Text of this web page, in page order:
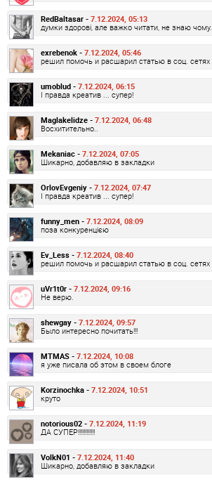
RedBaltasar - 7.12.2024, 05:13
думки здорові, але важко читати, не знаю чому.
exrebenok - 7.12.2024, 05:46
решил помочь и расшарил статью в соц. сетях
umoblud - 7.12.2024, 06:15
І правда креатив ... супер!
Maglakelidze - 7.12.2024, 06:48
Восхитительно..
Mekaniac - 7.12.2024, 07:05
Шикарно, добавляю в закладки
OrlovEvgeniy - 7.12.2024, 07:47
І правда креатив ... супер!
funny_men - 7.12.2024, 08:09
поза конкуренцією
Ev_Less - 7.12.2024, 08:40
решил помочь и расшарил статью в соц. сетях
uVr1t0r - 7.12.2024, 09:16
Не верю.
shewgay - 7.12.2024, 09:57
Было интересно почитать!!!
MTMAS - 7.12.2024, 10:08
я уже писала об этом в своем блоге
Korzinochka - 7.12.2024, 10:51
круто
notorious02 - 7.12.2024, 11:19
ДА СУПЕР!!!!!!!!!!!!
VolkN01 - 7.12.2024, 11:40
Шикарно, добавляю в закладки